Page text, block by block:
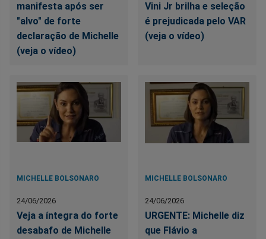
manifesta após ser
"alvo" de forte
declaração de Michelle
(veja o vídeo)
Vini Jr brilha e seleção
é prejudicada pelo VAR
(veja o vídeo)
MICHELLE BOLSONARO
24/06/2026
Veja a íntegra do forte
desabafo de Michelle
MICHELLE BOLSONARO
24/06/2026
URGENTE: Michelle diz
que Flávio a